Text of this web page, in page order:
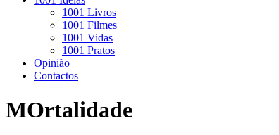
1001 Livros
1001 Filmes
1001 Vidas
1001 Pratos
Opinião
Contactos
MOrtalidade